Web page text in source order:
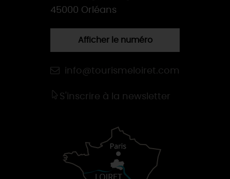
45000 Orléans
Afficher le numéro
info@tourismeloiret.com
S'inscrire à la newsletter